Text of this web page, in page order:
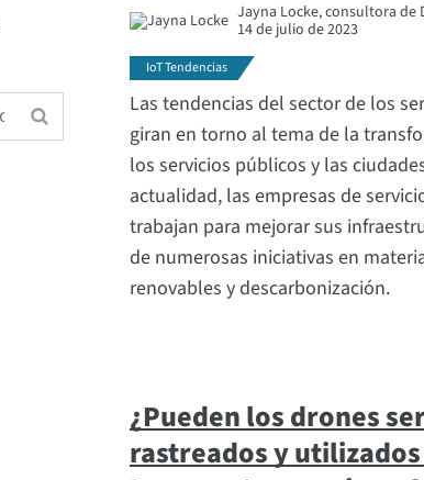
Jayna Locke, consultora de
14 de julio de 2023
IoT Tendencias
Las tendencias del sector de los
giran en torno al tema de la
los servicios públicos y las
actualidad, las empresas de
trabajan para mejorar sus
de numerosas iniciativas en
renovables y descarbonización.
¿Pueden los drones
rastreados y